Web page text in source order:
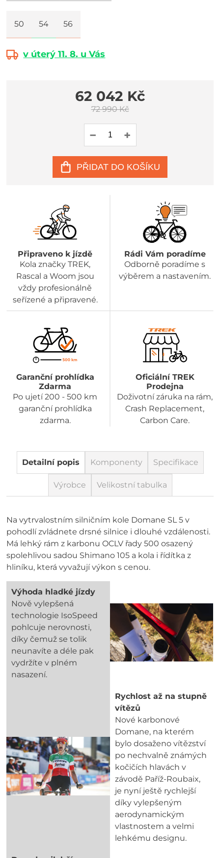
50 54 56
v úterý 11. 8. u Vás
62 042 Kč
72 990 Kč
PŘIDAT DO KOŠÍKU
Připraveno k jízdě
Kola značky TREK,
Rascal a Woom jsou
vždy profesionálně
seřízené a připravené.
Rádi Vám poradíme
Odborně poradíme s
výběrem a nastavením.
Garanční prohlídka
Zdarma
Po ujetí 200 - 500 km
garanční prohlídka
zdarma.
Oficiální TREK
Prodejna
Doživotní záruka na rám,
Crash Replacement,
Carbon Care.
Detailní popis Komponenty Specifikace
Výrobce Velikostní tabulka
Na vytrvalostním silničním kole Domane SL 5 v
pohodlí zvládnete drsné silnice i dlouhé vzdálenosti.
Má lehký rám z karbonu OCLV řady 500 osazený
spolehlivou sadou Shimano 105 a kola i řídítka z
hliníku, která vyvažují výkon s cenou.
Výhoda hladké jízdy
Nově vylepšená
technologie IsoSpeed
pohlcuje nerovnosti,
díky čemuž se tolik
neunavíte a déle pak
vydržíte v plném
nasazení.
Rychlost až na stupně
vítězů
Nové karbonové
Domane, na kterém
bylo dosaženo vítězství
po nechvalně známých
kočičích hlavách v
závodě Paříž-Roubaix,
je nyní ještě rychlejší
díky vylepšeným
aerodynamickým
vlastnostem a velmi
lehkému designu.